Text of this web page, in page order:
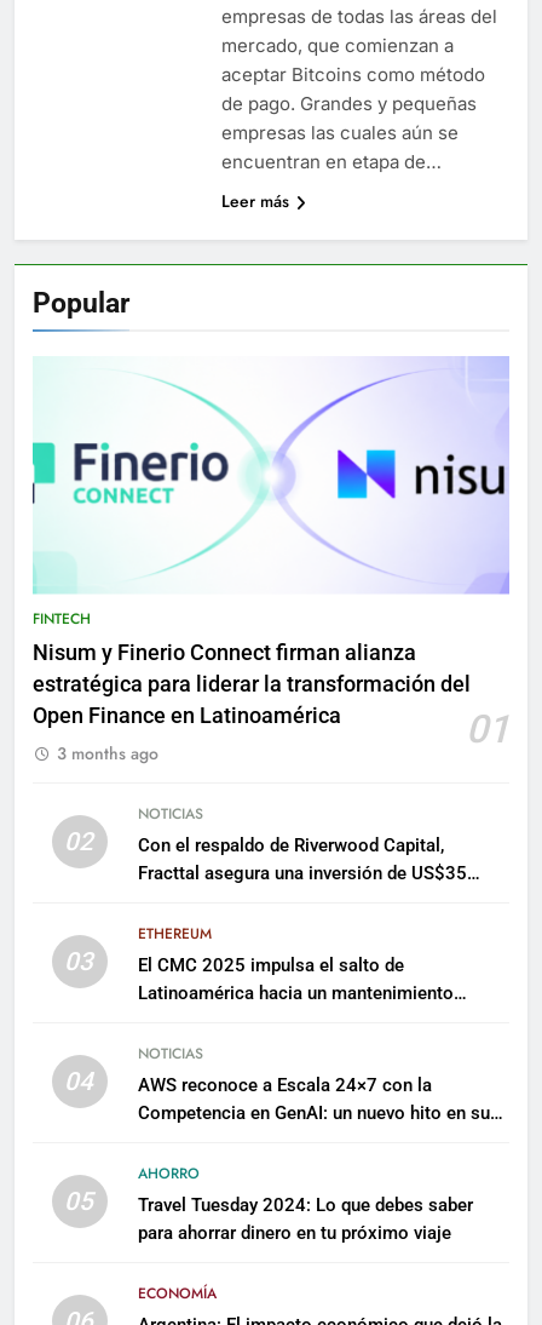
empresas de todas las áreas del
mercado, que comienzan a
aceptar Bitcoins como método
de pago. Grandes y pequeñas
empresas las cuales aún se
encuentran en etapa de…
Leer más
Popular
FINTECH
Nisum y Finerio Connect firman alianza
estratégica para liderar la transformación del
Open Finance en Latinoamérica
01
3 months ago
02
NOTICIAS
Con el respaldo de Riverwood Capital,
Fracttal asegura una inversión de US$35
03
ETHEREUM
El CMC 2025 impulsa el salto de
Latinoamérica hacia un mantenimiento
04
NOTICIAS
AWS reconoce a Escala 24×7 con la
Competencia en GenAI: un nuevo hito en su
05
AHORRO
Travel Tuesday 2024: Lo que debes saber
para ahorrar dinero en tu próximo viaje
ECONOMÍA